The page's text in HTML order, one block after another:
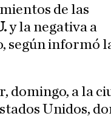
de las
y la negativa a
según informó
domingo, a la
Unidos,